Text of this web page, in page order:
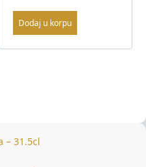
Dodaj u korpu